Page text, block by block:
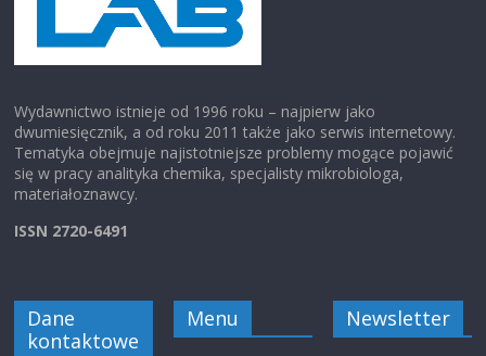
Wydawnictwo istnieje od 1996 roku – najpierw jako
dwumiesięcznik, a od roku 2011 także jako serwis internetowy.
Tematyka obejmuje najistotniejsze problemy mogące pojawić
się w pracy analityka chemika, specjalisty mikrobiologa,
materiałoznawcy.
ISSN 2720-6491
Dane
kontaktowe
Menu Newsletter